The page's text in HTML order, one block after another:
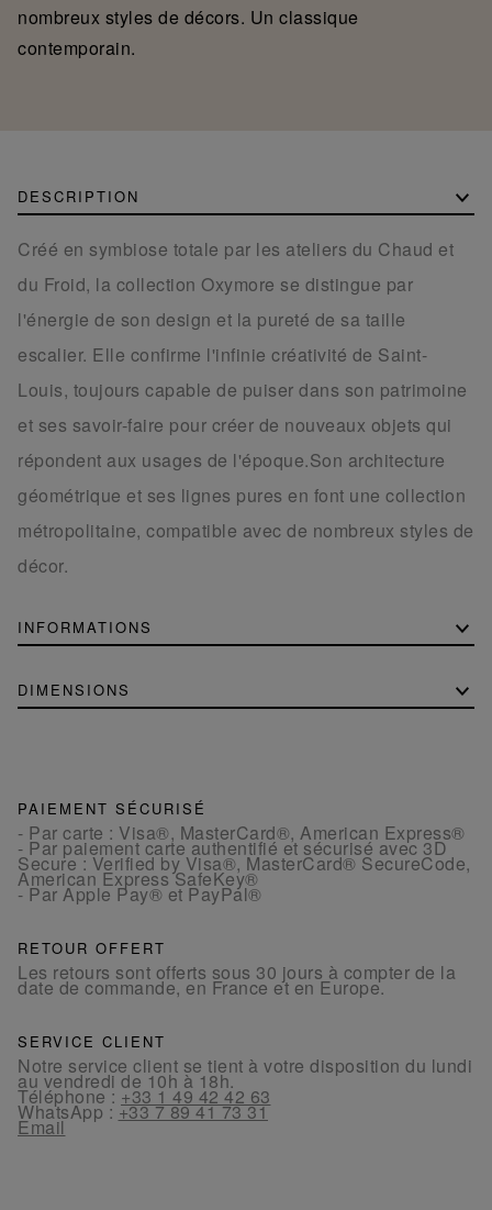
nombreux styles de décors. Un classique
contemporain.
DESCRIPTION
Créé en symbiose totale par les ateliers du Chaud et
du Froid, la collection Oxymore se distingue par
l'énergie de son design et la pureté de sa taille
escalier. Elle confirme l'infinie créativité de Saint-
Louis, toujours capable de puiser dans son patrimoine
et ses savoir-faire pour créer de nouveaux objets qui
répondent aux usages de l'époque.Son architecture
géométrique et ses lignes pures en font une collection
métropolitaine, compatible avec de nombreux styles de
décor.
INFORMATIONS
DIMENSIONS
PAIEMENT SÉCURISÉ
- Par carte : Visa®, MasterCard®, American Express®
- Par paiement carte authentifié et sécurisé avec 3D
Secure : Verified by Visa®, MasterCard® SecureCode,
American Express SafeKey®
- Par Apple Pay® et PayPal®
RETOUR OFFERT
Les retours sont offerts sous 30 jours à compter de la
date de commande, en France et en Europe.
SERVICE CLIENT
Notre service client se tient à votre disposition du lundi
au vendredi de 10h à 18h.
Téléphone : +33 1 49 42 42 63
WhatsApp : +33 7 89 41 73 31
Email